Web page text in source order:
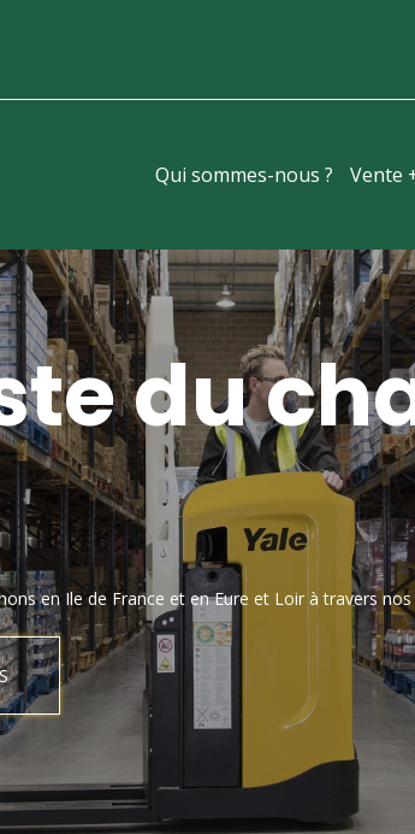
Qui sommes-nous ? Vente
du
en Ile de France et en Eure et Loir à travers